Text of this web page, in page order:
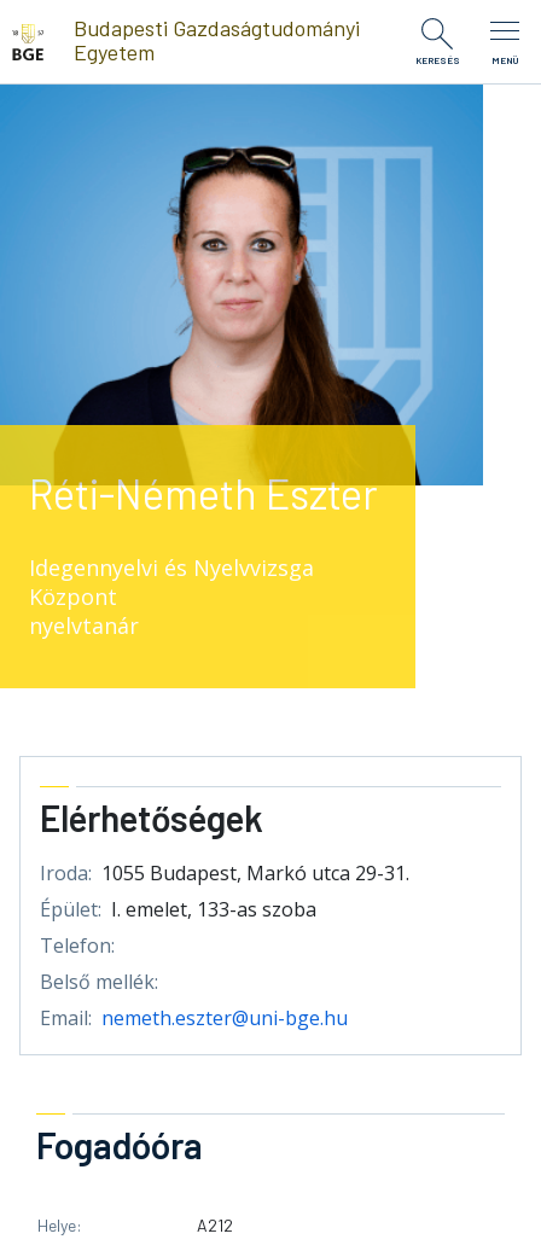
Ugrás a tartalomra
Budapesti Gazdaságtudományi
Egyetem
KERESÉS MENÜ
Réti-Németh Eszter
Idegennyelvi és Nyelvvizsga
Központ
nyelvtanár
Elérhetőségek
Iroda: 1055 Budapest, Markó utca 29-31.
Épület: I. emelet, 133-as szoba
Telefon:
Belső mellék:
Email: nemeth.eszter@uni-bge.hu
Fogadóóra
Helye
A212